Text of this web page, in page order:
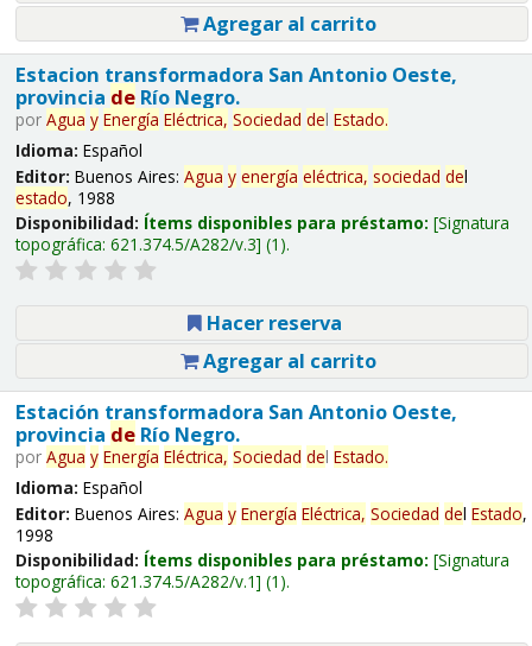
Agregar al carrito
Estacion transformadora San Antonio Oeste,
provincia deRío Negro.
por Agua y Energía Eléctrica, Sociedad del Estado.
Idioma: Español
Editor: Buenos Aires: Agua y energía eléctrica, sociedad del
estado, 1988
Disponibilidad: Ítems disponibles para préstamo: Signatura
topográfica: 621.374.5/A282/v.3 (1).
Hacer reserva
Agregar al carrito
Estación transformadora San Antonio Oeste,
provincia deRío Negro.
por Agua y Energía Eléctrica, Sociedad del Estado.
Idioma: Español
Editor: Buenos Aires: Agua y Energía Eléctrica, Sociedad del Estado,
1998
Disponibilidad: Ítems disponibles para préstamo: Signatura
topográfica: 621.374.5/A282/v.1 (1).